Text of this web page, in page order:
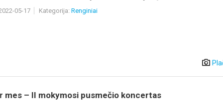
05-17 Kategorija: Renginiai
mes – II mokymosi pusmečio koncertas